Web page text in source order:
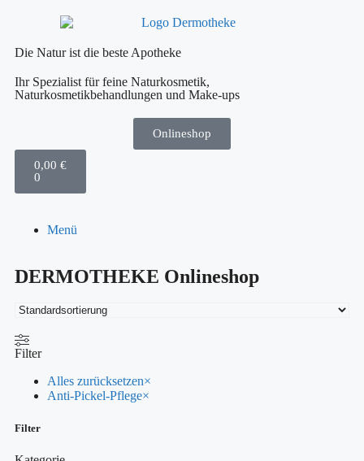
Die Natur ist die beste Apotheke
Ihr Spezialist für feine Naturkosmetik,
Naturkosmetikbehandlungen und Make-ups
Onlineshop
0,00 €
0
Menü
DERMOTHEKE Onlineshop
Filter
Alles zurücksetzen×
Anti-Pickel-Pflege×
Filter